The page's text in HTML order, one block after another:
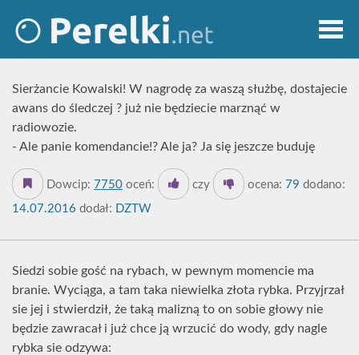
Sierżancie Kowalski! W nagrodę za waszą służbę, dostajecie
awans do śledczej ? już nie będziecie marznąć w
radiowozie.
- Ale panie komendancie!? Ale ja? Ja się jeszcze buduję
Dowcip: 7750 oceń: czy ocena: 79 dodano:
14.07.2016 dodał: DZTW
Siedzi sobie gość na rybach, w pewnym momencie ma
branie. Wyciąga, a tam taka niewielka złota rybka. Przyjrzał
sie jej i stwierdził, że taką malizną to on sobie głowy nie
będzie zawracał i już chce ją wrzucić do wody, gdy nagle
rybka sie odzywa: